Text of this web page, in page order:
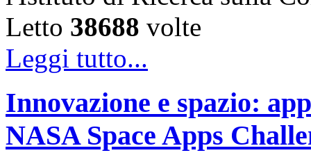
Letto 38688 volte
Leggi tutto...
Innovazione e spazio:
NASA Space Apps